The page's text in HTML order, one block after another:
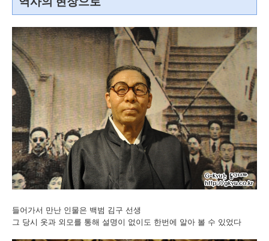
들어가서 만난 인물은 백범 김구 선생
그 당시 옷과 외모를 통해 설명이 없이도 한번에 알아 볼 수 있었다